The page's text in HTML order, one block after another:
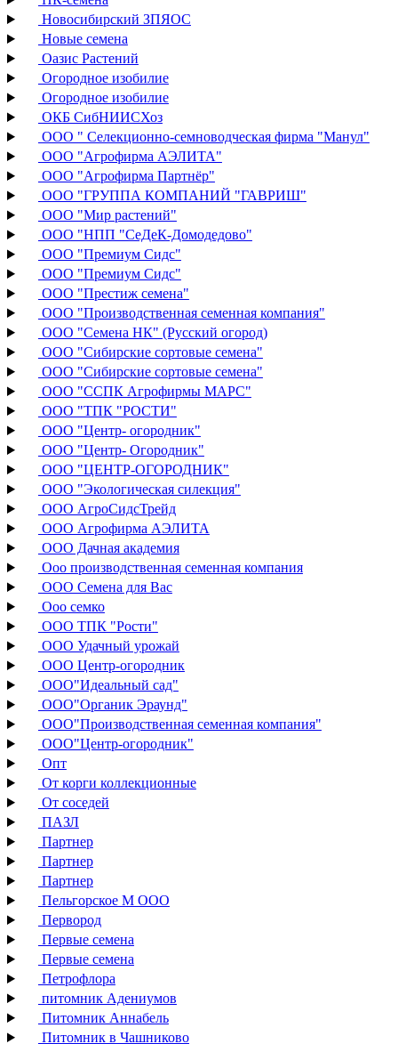
Новосибирский ЗПЯОС
Новые семена
Оазис Растений
Огородное изобилие
Огородное изобилие
ОКБ СибНИИСХоз
ООО " Селекционно-семноводческая фирма "Манул"
ООО "Агрофирма АЭЛИТА"
ООО "Агрофирма Партнёр"
ООО "ГРУППА КОМПАНИЙ "ГАВРИШ"
ООО "Мир растений"
ООО "НПП "СеДеК-Домодедово"
ООО "Премиум Сидс"
ООО "Премиум Сидс"
ООО "Престиж семена"
ООО "Производственная семенная компания"
ООО "Семена НК" (Русский огород)
ООО "Сибирские сортовые семена"
ООО "Сибирские сортовые семена"
ООО "ССПК Агрофирмы МАРС"
ООО "ТПК "РОСТИ"
ООО "Центр- огородник"
ООО "Центр- Огородник"
ООО "ЦЕНТР-ОГОРОДНИК"
ООО "Экологическая силекция"
ООО АгроСидсТрейд
ООО Агрофирма АЭЛИТА
ООО Дачная академия
Ооо производственная семенная компания
ООО Семена для Вас
Ооо семко
ООО ТПК "Рости"
ООО Удачный урожай
ООО Центр-огородник
ООО"Идеальный сад"
ООО"Органик Эраунд"
ООО"Производственная семенная компания"
ООО"Центр-огородник"
Опт
От корги коллекционные
От соседей
ПАЗЛ
Партнер
Партнер
Партнер
Пельгорское М ООО
Первород
Первые семена
Первые семена
Петрофлора
питомник Адениумов
Питомник Аннабель
Питомник в Чашниково